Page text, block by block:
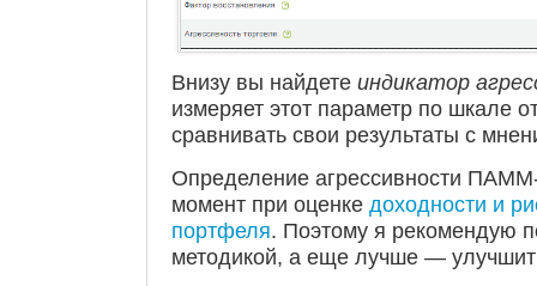
Внизу вы найдете индикатор
измеряет этот параметр по шкале
сравнивать свои результаты с
Определение агрессивности
момент при оценке доходности и
портфеля. Поэтому я рекомендую
методикой, а еще лучше —